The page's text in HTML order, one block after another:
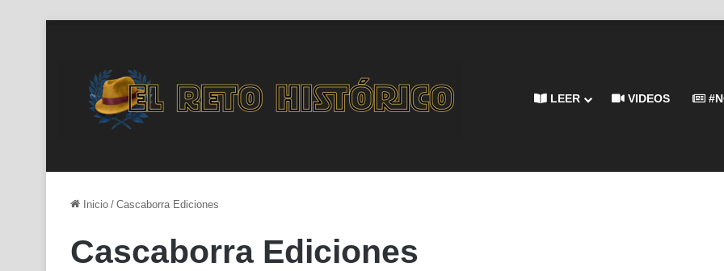
LEER VIDEOS
Inicio / Cascaborra Ediciones
Cascaborra Ediciones